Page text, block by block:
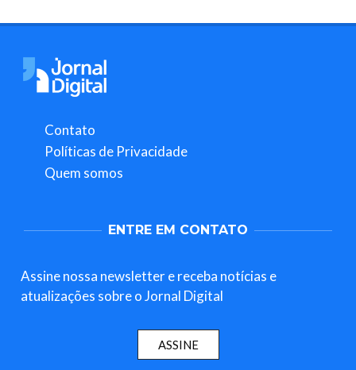
Contato
Políticas de Privacidade
Quem somos
ENTRE EM CONTATO
Assine nossa newsletter e receba notícias e
atualizações sobre o Jornal Digital
ASSINE